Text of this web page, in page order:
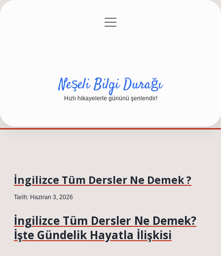
Gizlilik Politikası
menüyü
Neşeli Bilgi Durağı
Hızlı hikayelerle gününü şenlendir!
İngilizce Tüm Dersler Ne Demek ?
Tarih: Haziran 3, 2026
İngilizce Tüm Dersler Ne Demek?
İşte Gündelik Hayatla İlişkisi